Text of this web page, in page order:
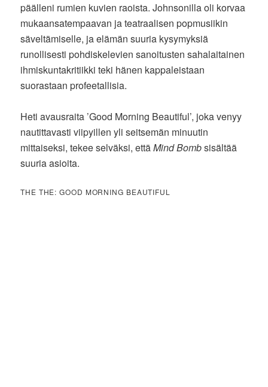
päälleni rumien kuvien raoista. Johnsonilla oli korvaa
mukaansatempaavan ja teatraalisen popmusiikin
säveltämiselle, ja elämän suuria kysymyksiä
runollisesti pohdiskelevien sanoitusten sahalaitainen
ihmiskuntakritiikki teki hänen kappaleistaan
suorastaan profeetallisia.
Heti avausraita ’Good Morning Beautiful’, joka venyy
nautittavasti viipyillen yli seitsemän minuutin
mittaiseksi, tekee selväksi, ettäMind Bombsisältää
suuria asioita.
THE THE: GOOD MORNING BEAUTIFUL